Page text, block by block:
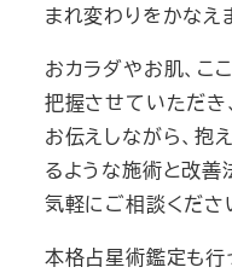
まれ変わりをかなえ
おカラダやお肌、こ
把握させていただき
お伝えしながら、抱
るような施術と改善
気軽にご相談くださ
本格占星術鑑定も行